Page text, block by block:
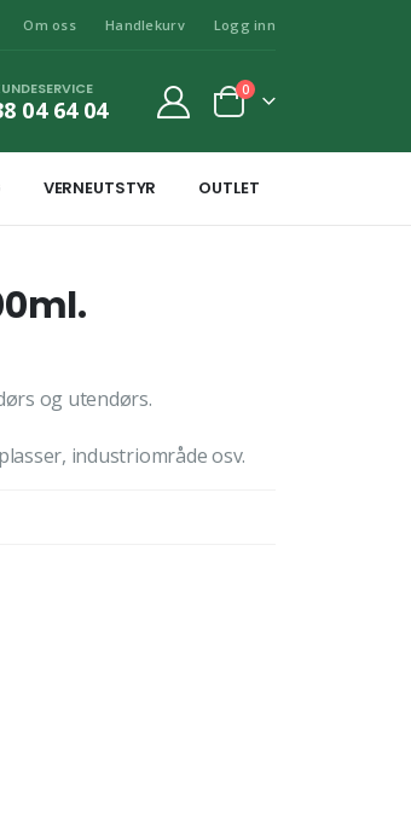
Om oss Handlekurv Logg inn
04 64 04
0
VERNEUTSTYR OUTLET
og utendørs.
industriområde osv.